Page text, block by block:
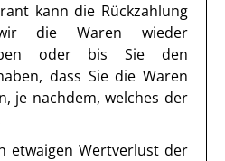
kann die Rückzahlung
die Waren wieder
oder bis Sie den
dass Sie die Waren
je nachdem, welches der
etwaigen Wertverlust der